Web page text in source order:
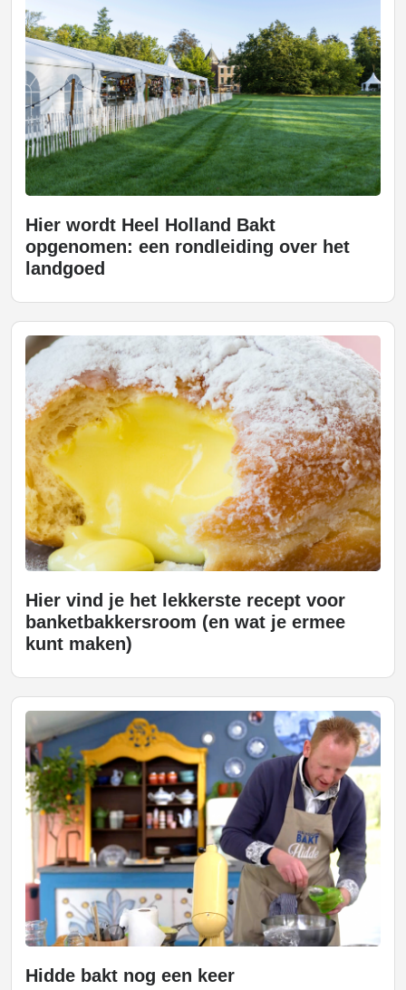
Hier wordt Heel Holland Bakt
opgenomen: een rondleiding over het
landgoed
Hier vind je het lekkerste recept voor
banketbakkersroom (en wat je ermee
kunt maken)
Hidde bakt nog een keer